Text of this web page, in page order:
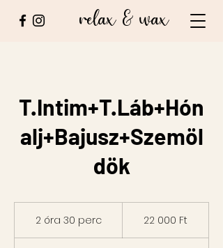
relax & wax
T.Intim+T.Láb+Hón
alj+Bajusz+Szemöl
dök
2 óra 30 perc 22 000 Ft